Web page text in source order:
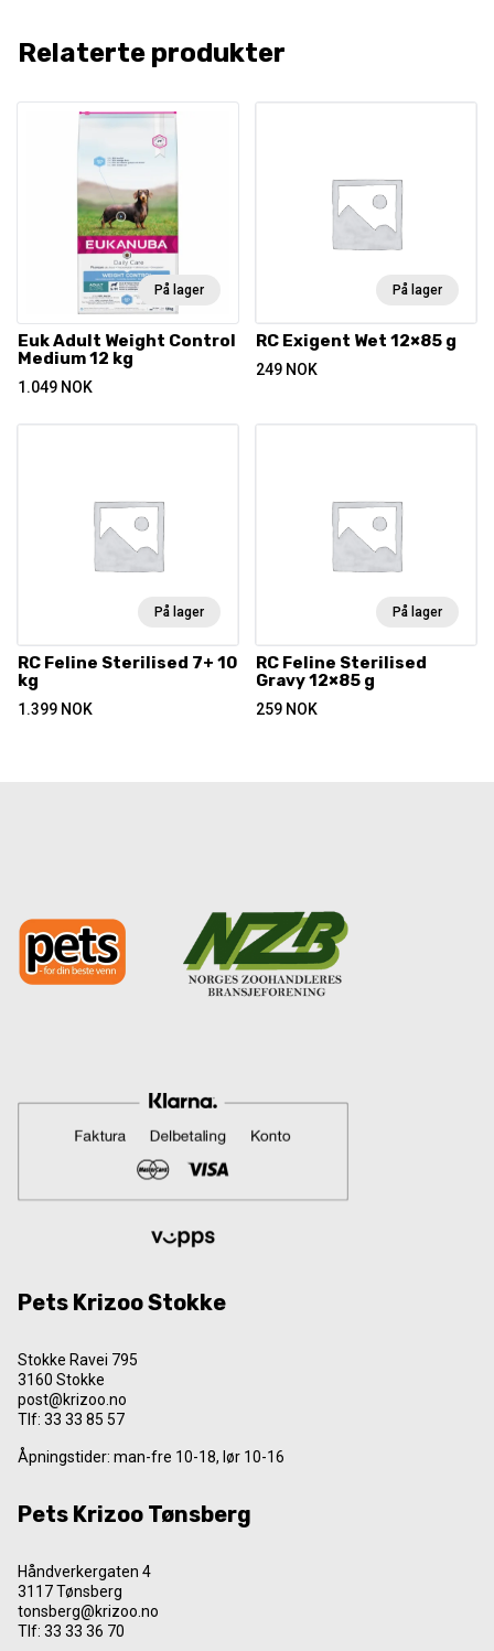
Relaterte produkter
På lager
Euk Adult Weight Control
Medium 12 kg
1.049 NOK
På lager
RC Exigent Wet 12×85 g
249 NOK
På lager
RC Feline Sterilised 7+ 10
kg
1.399 NOK
På lager
RC Feline Sterilised
Gravy 12×85 g
259 NOK
Pets Krizoo Stokke
Stokke Ravei 795
3160 Stokke
post@krizoo.no
Tlf: 33 33 85 57
Åpningstider: man-fre 10-18, lør 10-16
Pets Krizoo Tønsberg
Håndverkergaten 4
3117 Tønsberg
tonsberg@krizoo.no
Tlf: 33 33 36 70